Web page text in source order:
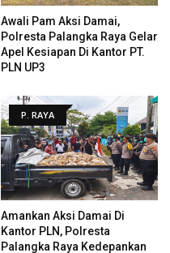
Awali Pam Aksi Damai,
Polresta Palangka Raya Gelar
Apel Kesiapan Di Kantor PT.
PLN UP3
P. RAYA
Amankan Aksi Damai Di
Kantor PLN, Polresta
Palangka Raya Kedepankan